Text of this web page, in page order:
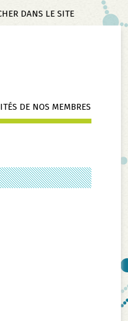
DE NOS MEMBRES